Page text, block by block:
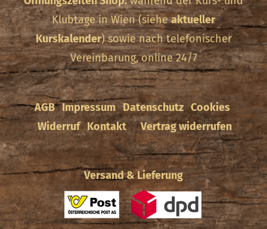
Klubtage in Wien (sieheaktueller
Kurskalender) sowie nach telefonischer
Vereinbarung, online 24/7
AGB Impressum Datenschutz Cookies
Widerruf Kontakt Vertrag widerrufen
Versand & Lieferung